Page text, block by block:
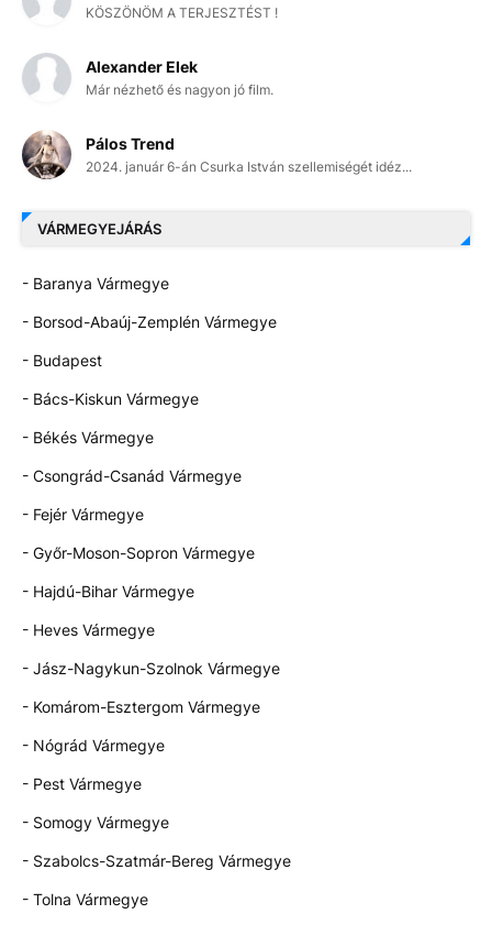
KÖSZÖNÖM A TERJESZTÉST !
Alexander Elek
Már nézhető és nagyon jó film.
Pálos Trend
2024. január 6-án Csurka István szellemiségét idéz...
VÁRMEGYEJÁRÁS
- Baranya Vármegye
- Borsod-Abaúj-Zemplén Vármegye
- Budapest
- Bács-Kiskun Vármegye
- Békés Vármegye
- Csongrád-Csanád Vármegye
- Fejér Vármegye
- Győr-Moson-Sopron Vármegye
- Hajdú-Bihar Vármegye
- Heves Vármegye
- Jász-Nagykun-Szolnok Vármegye
- Komárom-Esztergom Vármegye
- Nógrád Vármegye
- Pest Vármegye
- Somogy Vármegye
- Szabolcs-Szatmár-Bereg Vármegye
- Tolna Vármegye